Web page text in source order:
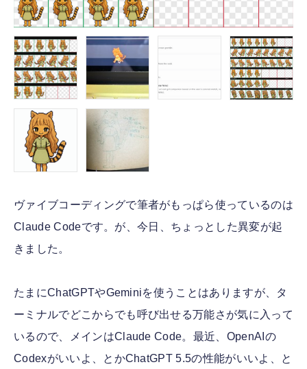
ヴァイブコーディングで筆者がもっぱら使っているのは
Claude Codeです。が、今日、ちょっとした異変が起
きました。
たまにChatGPTやGeminiを使うことはありますが、タ
ーミナルでどこからでも呼び出せる万能さが気に入って
いるので、メインはClaude Code。最近、OpenAIの
Codexがいいよ、とかChatGPT 5.5の性能がいいよ、と